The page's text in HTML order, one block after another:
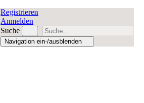
Registrieren
Anmelden
Suche
Navigation ein-/ausblenden